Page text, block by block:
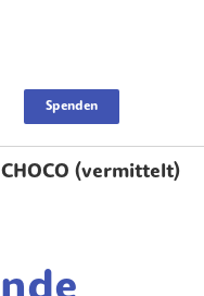
Spenden
CHOCO (vermittelt)